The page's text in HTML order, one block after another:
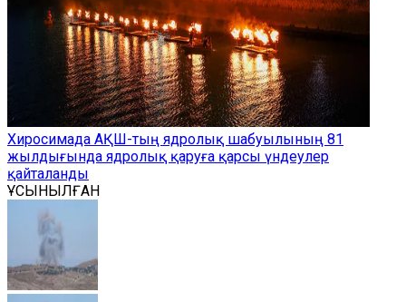
Хиросимада АҚШ-тың ядролық шабуылының 81
жылдығында ядролық қаруға қарсы үндеулер
қайталанды
ҰСЫНЫЛҒАН